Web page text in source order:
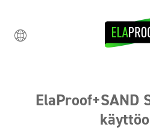
ElaProof+SAND